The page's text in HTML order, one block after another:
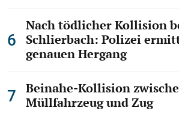
Teckbotenpokal Galerien
TB-Pokal Fr. 31.07. –
Nach tödlicher Kollision
Schlierbach: Polizei
genauen Hergang
Beinahe-Kollision
Müllfahrzeug und Zug